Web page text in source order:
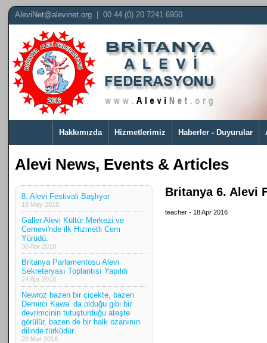
AleviNet@alevinet.org | 00 44 (0) 20 7241 6950
Hakkımızda Hizmetlerimiz Haberler - Duyurular
Alevi News, Events & Articles
8. Alevi Festivali Başlıyor
19 May 2018
Galler Alevi Kültür Merkezi ve
Cemevi'nde ilk Hizmetli Cem
Yürüdü.
30 Apr 2018
Britanya Parlamentosu Alevi
Sekreteryası Toplantısı Yapıldı
24 Apr 2018
Newroz bazen bir çiçekte, bazen
Demirci Kawa’ da olduğu gibi bir
devrimcinin tutuşturduğu ateşte
görülür, bazen de bir halk ozanının
dilinde türküdür.
20 Mar 2018
Britanya 6. Alevi
teacher - 18 Apr 2016